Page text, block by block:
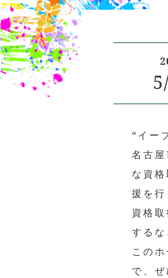
“イー
名古
な資
援を行
資格
する
この
で、ぜ